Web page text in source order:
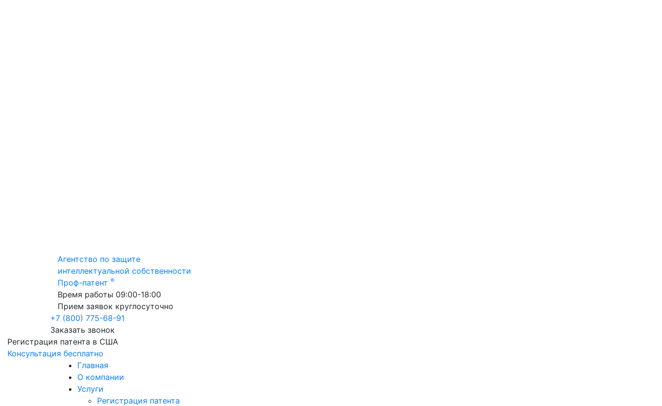
Агентство по защите
интеллектуальной собственности
Проф-патент ®
Время работы 09:00-18:00
Прием заявок круглосуточно
+7 (800) 775-68-91
Заказать звонок
Регистрация патента в США
Консультация бесплатно
Главная
О компании
Услуги
Регистрация патента